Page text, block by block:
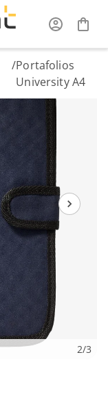
/Portafolios
University A4
2/3